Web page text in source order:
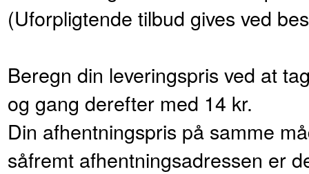
(Uforpligtende tilbud gives ved
Beregn din leveringspris ved at
og gang derefter med 14 kr.
Din afhentningspris på samme
såfremt afhentningsadressen er